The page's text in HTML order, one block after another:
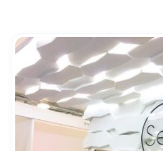
Products
search